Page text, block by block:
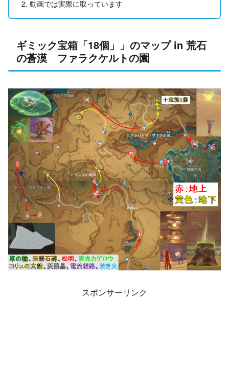
動画では実際に取っています
ギミック宝箱「18個」」のマップ in 荒石
の蒼漠 ファラクケルトの園
スポンサーリンク